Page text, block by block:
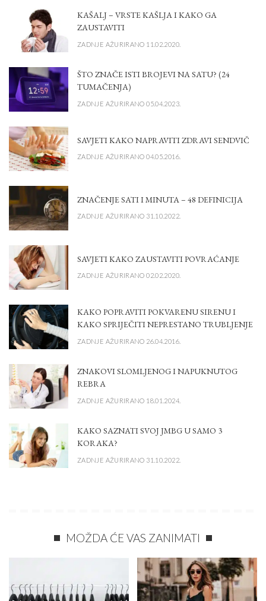
KAŠALJ – VRSTE KAŠLJA I KAKO GA
ZAUSTAVITI
ZADNJE AŽURIRANO 11.02.2020.
ŠTO ZNAČE ISTI BROJEVI NA SATU? (24
TUMAČENJA)
ZADNJE AŽURIRANO 05.04.2023.
SAVJETI KAKO NAPRAVITI ZDRAVI SENDVIČ
ZADNJE AŽURIRANO 04.05.2016.
ZNAČENJE SATI I MINUTA – 48 DEFINICIJA
ZADNJE AŽURIRANO 31.10.2022.
SAVJETI KAKO ZAUSTAVITI POVRAĆANJE
ZADNJE AŽURIRANO 02.02.2020.
KAKO POPRAVITI POKVARENU SIRENU I
KAKO SPRIJEČITI NEPRESTANO TRUBLJENJE
ZADNJE AŽURIRANO 26.04.2016.
ZNAKOVI SLOMLJENOG I NAPUKNUTOG
REBRA
ZADNJE AŽURIRANO 18.01.2024.
KAKO SAZNATI SVOJ JMBG U SAMO 3
KORAKA?
ZADNJE AŽURIRANO 31.10.2022.
MOŽDA ĆE VAS ZANIMATI